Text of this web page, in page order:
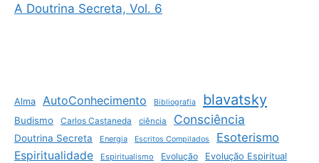
A Doutrina Secreta, Vol. 6
Alma AutoConhecimento Bibliografia blavatsky
Budismo Carlos Castaneda ciência Consciência
Doutrina Secreta Energia Escritos Compilados Esoterismo
Espiritualidade Espiritualismo Evolução Evolução Espiritual